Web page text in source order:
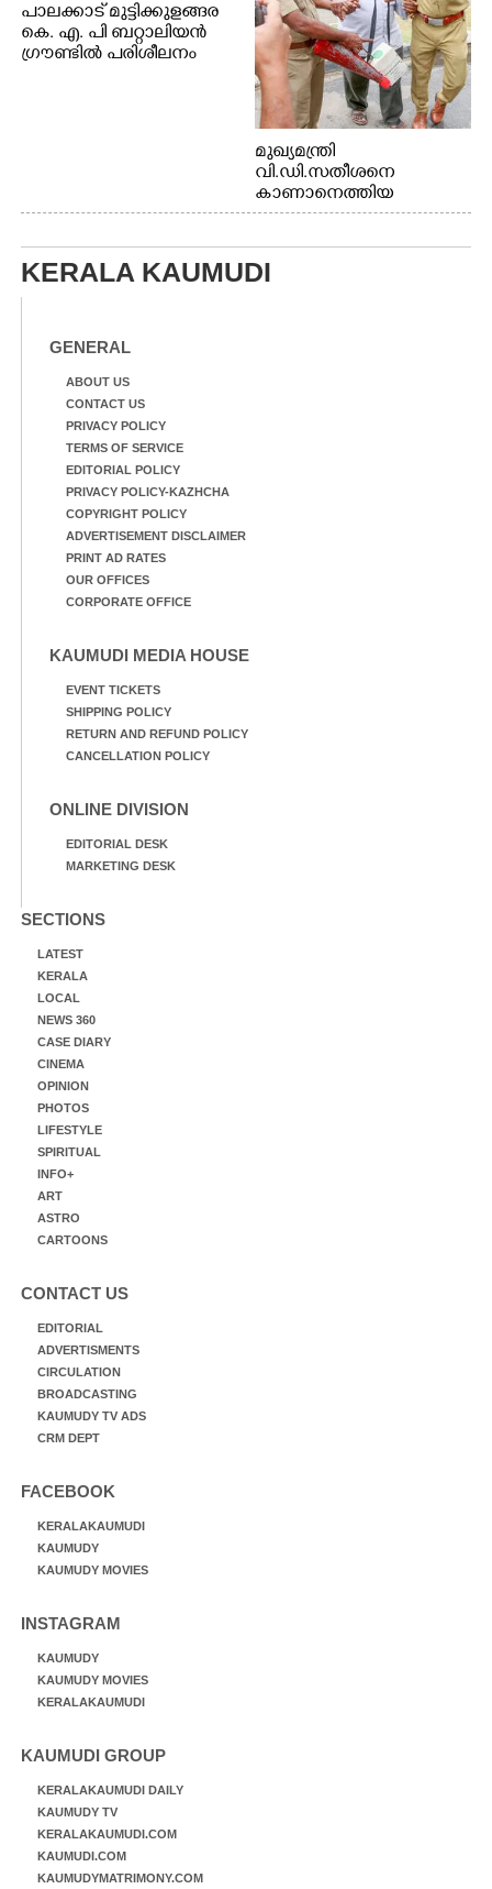
പാലക്കാട് മുട്ടിക്കുളങ്ങര
കെ. എ. പി ബറ്റാലിയൻ
ഗ്രൗണ്ടിൽ പരിശീലനം
മുഖ്യമന്ത്രി
വി.ഡി.സതീശനെ
കാണാനെത്തിയ
മോഹനൻ നായർ
KERALA KAUMUDI
GENERAL
ABOUT US
CONTACT US
PRIVACY POLICY
TERMS OF SERVICE
EDITORIAL POLICY
PRIVACY POLICY-KAZHCHA
COPYRIGHT POLICY
ADVERTISEMENT DISCLAIMER
PRINT AD RATES
OUR OFFICES
CORPORATE OFFICE
KAUMUDI MEDIA HOUSE
EVENT TICKETS
SHIPPING POLICY
RETURN AND REFUND POLICY
CANCELLATION POLICY
ONLINE DIVISION
EDITORIAL DESK
MARKETING DESK
SECTIONS
LATEST
KERALA
LOCAL
NEWS 360
CASE DIARY
CINEMA
OPINION
PHOTOS
LIFESTYLE
SPIRITUAL
INFO+
ART
ASTRO
CARTOONS
CONTACT US
EDITORIAL
ADVERTISMENTS
CIRCULATION
BROADCASTING
KAUMUDY TV ADS
CRM DEPT
FACEBOOK
KERALAKAUMUDI
KAUMUDY
KAUMUDY MOVIES
INSTAGRAM
KAUMUDY
KAUMUDY MOVIES
KERALAKAUMUDI
KAUMUDI GROUP
KERALAKAUMUDI DAILY
KAUMUDY TV
KERALAKAUMUDI.COM
KAUMUDI.COM
KAUMUDYMATRIMONY.COM